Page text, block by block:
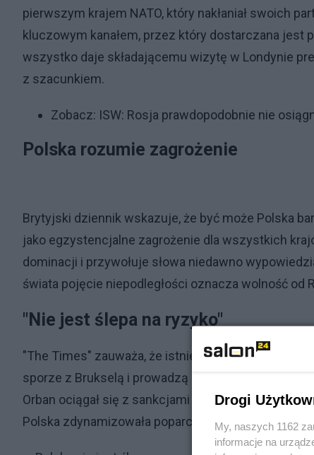
pierwszym krajem NATO, który nakłaniał swoich
kluczowym kanałem, przez który dostarczana jest
wszystko daje składającemu wizytę w Londynie
z szacunkiem.
Zobacz: ISW: Rosja prawdopodobnie nie
Polska rozumie zagrożenie
Brytyjski dziennik wskazuje, że być może Polska
jako egzystencjalne zagrożenie dla wszystkich
dominacji i przywołuje słowa niedawno
świata pojęcie niepodległości oznacza wolność od
"Nie jest ślepa na ryzyko"
"The Times" zauważa, że istnieje uderzający
sporze z Brukselą i prowadzą nacjonalistyczną
Orban ociągał się z sankcjami wobec Moskwy i
Polska zdynamizowała poparcie dla Ukrainy.
Drogi
My, naszych 1162
informacje na